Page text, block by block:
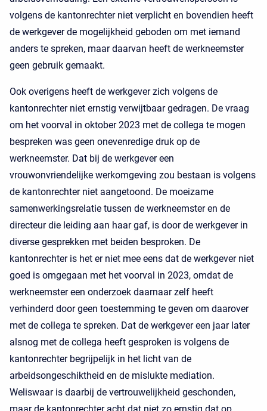
volgens de kantonrechter niet verplicht en bovendien heeft
de werkgever de mogelijkheid geboden om met iemand
anders te spreken, maar daarvan heeft de werkneemster
geen gebruik gemaakt.
Ook overigens heeft de werkgever zich volgens de
kantonrechter niet ernstig verwijtbaar gedragen. De vraag
om het voorval in oktober 2023 met de collega te mogen
bespreken was geen onevenredige druk op de
werkneemster. Dat bij de werkgever een
vrouwonvriendelijke werkomgeving zou bestaan is volgens
de kantonrechter niet aangetoond. De moeizame
samenwerkingsrelatie tussen de werkneemster en de
directeur die leiding aan haar gaf, is door de werkgever in
diverse gesprekken met beiden besproken. De
kantonrechter is het er niet mee eens dat de werkgever niet
goed is omgegaan met het voorval in 2023, omdat de
werkneemster een onderzoek daarnaar zelf heeft
verhinderd door geen toestemming te geven om daarover
met de collega te spreken. Dat de werkgever een jaar later
alsnog met de collega heeft gesproken is volgens de
kantonrechter begrijpelijk in het licht van de
arbeidsongeschiktheid en de mislukte mediation.
Weliswaar is daarbij de vertrouwelijkheid geschonden,